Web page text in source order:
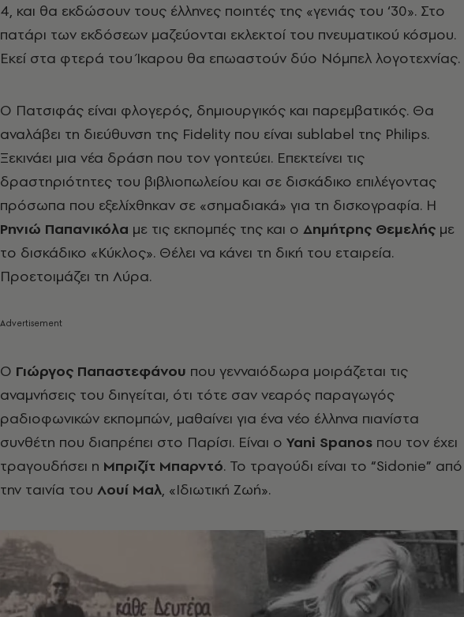
4, και θα εκδώσουν τους έλληνες ποιητές της «γενιάς του ‘30». Στο
πατάρι των εκδόσεων μαζεύονται εκλεκτοί του πνευματικού κόσμου.
Εκεί στα φτερά του Ίκαρου θα επωαστούν δύο Νόμπελ λογοτεχνίας.
Ο Πατσιφάς είναι φλογερός, δημιουργικός και παρεμβατικός. Θα
αναλάβει τη διεύθυνση της Fidelity που είναι sublabel της Philips.
Ξεκινάει μια νέα δράση που τον γοητεύει. Επεκτείνει τις
δραστηριότητες του βιβλιοπωλείου και σε δισκάδικο επιλέγοντας
πρόσωπα που εξελίχθηκαν σε «σημαδιακά» για τη δισκογραφία. Η
Ρηνιώ Παπανικόλα με τις εκπομπές της και ο Δημήτρης Θεμελής με
το δισκάδικο «Κύκλος». Θέλει να κάνει τη δική του εταιρεία.
Προετοιμάζει τη Λύρα.
Ο Γιώργος Παπαστεφάνου που γενναιόδωρα μοιράζεται τις
αναμνήσεις του διηγείται, ότι τότε σαν νεαρός παραγωγός
ραδιοφωνικών εκπομπών, μαθαίνει για ένα νέο έλληνα πιανίστα
συνθέτη που διαπρέπει στο Παρίσι. Είναι ο Yani Spanos που τον έχει
τραγουδήσει η Μπριζίτ Μπαρντό. Το τραγούδι είναι το “Sidonie” από
την ταινία του Λουί Μαλ, «Ιδιωτική Ζωή».